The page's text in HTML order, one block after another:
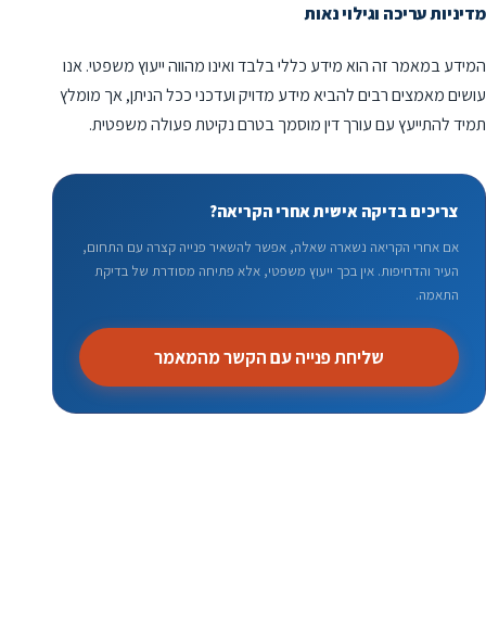
מדיניות עריכה וגילוי נאות
המידע במאמר זה הוא מידע כללי בלבד ואינו מהווה ייעוץ משפטי. אנו
עושים מאמצים רבים להביא מידע מדויק ועדכני ככל הניתן, אך מומלץ
תמיד להתייעץ עם עורך דין מוסמך בטרם נקיטת פעולה משפטית.
צריכים בדיקה אישית אחרי הקריאה?
אם אחרי הקריאה נשארה שאלה, אפשר להשאיר פנייה קצרה עם התחום,
העיר והדחיפות. אין בכך ייעוץ משפטי, אלא פתיחה מסודרת של בדיקת
התאמה.
שליחת פנייה עם הקשר מהמאמר